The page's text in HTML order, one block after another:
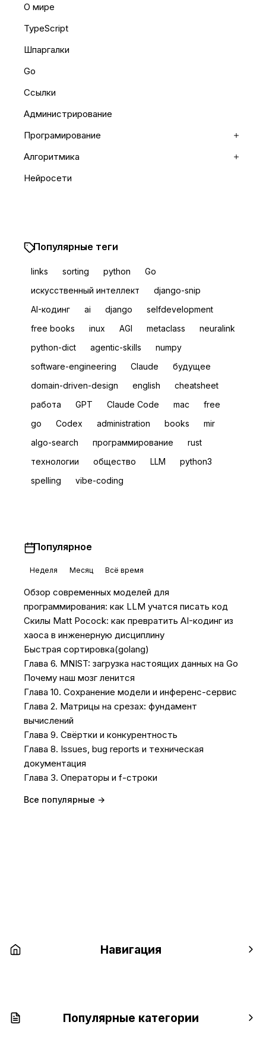
О мире
TypeScript
Шпаргалки
Go
Ссылки
Администрирование
Програмирование
Алгоритмика
Нейросети
Популярные теги
links sorting python
Go
искусственный интеллект
django-snip
AI-кодинг
ai django
selfdevelopment
free books
inux AGI metaclass
neuralink
python-dict
agentic-skills
numpy
software-engineering
Claude
будущее
domain-driven-design
english
сheatsheet
работа
GPT Claude Code mac
free
go
Codex administration books
mir
algo-search
программирование
rust
технологии
общество LLM
python3
spelling
vibe-coding
Популярное
Неделя Месяц Всё время
Обзор современных моделей для
программирования: как LLM учатся писать код
Скилы Matt Pocock: как превратить AI-кодинг из
хаоса в инженерную дисциплину
Быстрая сортировка(golang)
Глава 6. MNIST: загрузка настоящих данных на Go
Почему наш мозг ленится
Глава 10. Сохранение модели и инференс-сервис
Глава 2. Матрицы на срезах: фундамент
вычислений
Глава 9. Свёртки и конкурентность
Глава 8. Issues, bug reports и техническая
документация
Глава 3. Операторы и f-строки
Все популярные →
Навигация
Популярные категории